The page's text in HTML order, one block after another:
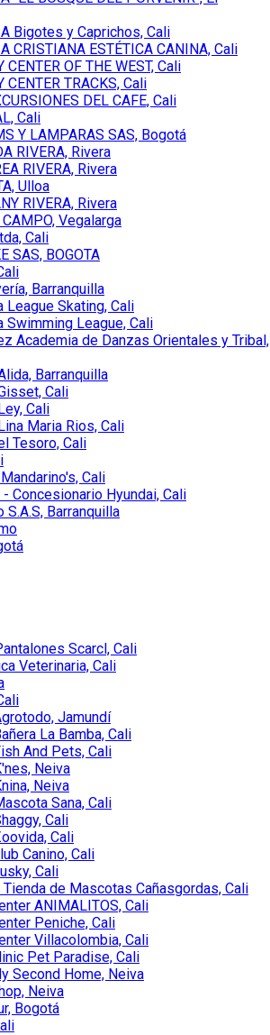
Bigotes y Caprichos, Cali
CRISTIANA ESTÉTICA CANINA, Cali
CENTER OF THE WEST, Cali
CENTER TRACKS, Cali
DEL CAFE, Cali
Cali
Y LAMPARAS SAS, Bogotá
RIVERA, Rivera
RIVERA, Rivera
Ulloa
RIVERA, Rivera
Vegalarga
Cali
SAS, BOGOTA
Barranquilla
League Skating, Cali
Swimming League, Cali
Academia de Danzas Orientales y Tribal,
Barranquilla
Cali
Cali
Maria Rios, Cali
Tesoro, Cali
Cali
Concesionario Hyundai, Cali
Barranquilla
Scarcl, Cali
Veterinaria, Cali
Jamundí
La Bamba, Cali
And Pets, Cali
Neiva
Neiva
Sana, Cali
Cali
Cali
Canino, Cali
Cali
de Mascotas Cañasgordas, Cali
ANIMALITOS, Cali
Peniche, Cali
Villacolombia, Cali
Pet Paradise, Cali
Second Home, Neiva
Neiva
Bogotá